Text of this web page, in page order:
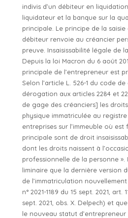
indivis d’un débiteur en
liquidateur et la banque sur la
principale. Le principe de la
débiteur renvoie au créancier
preuve. Insaisissabilité légale de
Depuis la loi Macron du 6 août
principale de l’entrepreneur est
Selon l’article L. 526-1 du code
dérogation aux articles 2284 et
de gage des créanciers] les
physique immatriculée au
entreprises sur l’immeuble où est
principale sont de droit
dont les droits naissent à
professionnelle de la personne ».
liminaire que la dernière version
de l’immatriculation nouvellement
n° 2021-1189 du 15 sept. 2021, art.
sept. 2021, obs. X. Delpech) et
le nouveau statut d’entrepreneur